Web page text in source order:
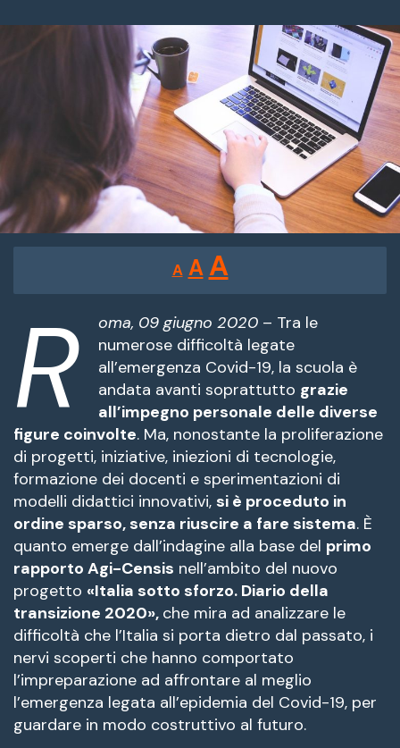
A
Reducir
tamaño
de
fuente.
A Restablecer
tamaño
de
fuente
AAumentar
tamaño
de
fuente.
R oma, 09 giugno 2020 – Tra le
numerose difficoltà legate
all’emergenza Covid-19, la scuola è
andata avanti soprattutto grazie
all’impegno personale delle diverse
figure coinvolte. Ma, nonostante la proliferazione
di progetti, iniziative, iniezioni di tecnologie,
formazione dei docenti e sperimentazioni di
modelli didattici innovativi, si è proceduto in
ordine sparso, senza riuscire a fare sistema. È
quanto emerge dall’indagine alla base del primo
rapporto Agi-Censis nell’ambito del nuovo
progetto «Italia sotto sforzo. Diario della
transizione 2020», che mira ad analizzare le
difficoltà che l’Italia si porta dietro dal passato, i
nervi scoperti che hanno comportato
l’impreparazione ad affrontare al meglio
l’emergenza legata all’epidemia del Covid-19, per
guardare in modo costruttivo al futuro.